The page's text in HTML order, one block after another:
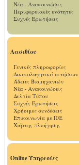
Νέα - Ανακοινώσεις
Περιφερειακές ενότητες
Συχνές Ερωτήσεις
Λασιθίου
Γενικές πληροφορίες
Δικαιολογητικά αιτήσεων
Άδειες Βιομηχανιών
Νέα - Ανακοινώσεις
Δελτία Τύπου
Συχνές Ερωτήσεις
Χρήσιμες συνδέσεις
Επικοινωνία με Π/Ε
Χάρτης πλοήγησης
Online Υπηρεσίες